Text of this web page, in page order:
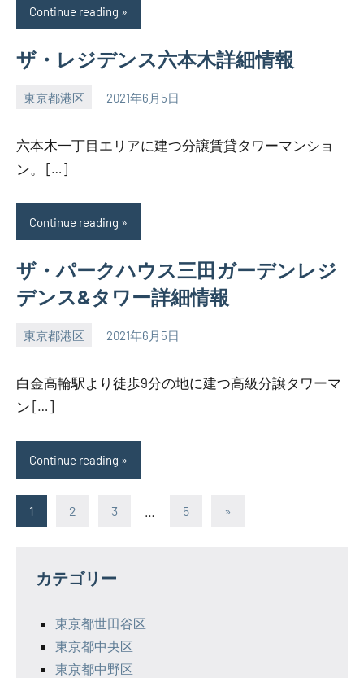
Continue reading
ザ・レジデンス六本木詳細情報
東京都港区 2021年6月5日
SEZIMO
六本木一丁目エリアに建つ分譲賃貸タワーマンショ
ン。 […]
Continue reading
ザ・パークハウス三田ガーデンレジ
デンス&タワー詳細情報
東京都港区 2021年6月5日
SEZIMO
白金高輪駅より徒歩9分の地に建つ高級分譲タワーマ
ン […]
Continue reading
投
の
1 2 3 5
Next
»
カテゴリー
東京都世田谷区
東京都中央区
東京都中野区